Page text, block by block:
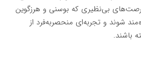
بی‌نظیری که بوسنی و هرزگوین
شوند و تجربه‌ای منحصربه‌فرد از
باشند.